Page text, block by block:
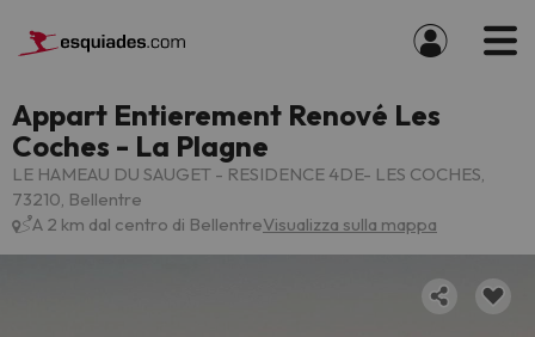
Appart Entierement Renové Les
Coches - La Plagne
LE HAMEAU DU SAUGET - RESIDENCE 4DE- LES COCHES,
73210, Bellentre
A 2 km dal centro di BellentreVisualizza sulla mappa